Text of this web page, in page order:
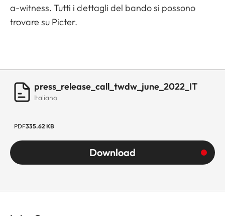
a-witness. Tutti i dettagli del bando si possono
trovare su Picter.
press_release_call_twdw_june_2022_IT
Italiano
PDF335.62 KB
Download